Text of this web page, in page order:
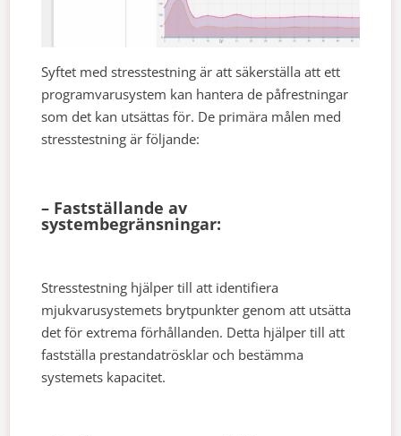
Syftet med stresstestning är att säkerställa att ett
programvarusystem kan hantera de påfrestningar
som det kan utsättas för. De primära målen med
stresstestning är följande:
– Fastställande av
systembegränsningar:
Stresstestning hjälper till att identifiera
mjukvarusystemets brytpunkter genom att utsätta
det för extrema förhållanden. Detta hjälper till att
fastställa prestandatrösklar och bestämma
systemets kapacitet.